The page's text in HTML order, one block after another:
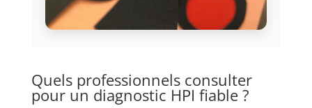
Quels professionnels consulter
pour un diagnostic HPI fiable ?